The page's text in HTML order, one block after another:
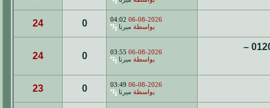
06-08-2026
04:02
بواسطة ميرنا 0
24
افضل مكان لتصنيع ملابس المستشفيات سكراب و بالطو 01200561116 –
06-08-2026
03:55
بواسطة ميرنا 0
24
06-08-2026
03:49
بواسطة ميرنا 0
23